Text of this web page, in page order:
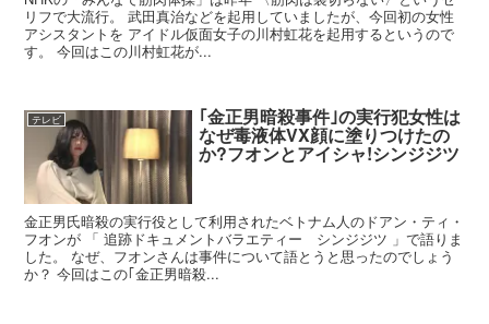
リフで大流行。 武田真治などを起用していましたが、今回初の女性
アシスタントを アイドル仮面女子の川村虹花を起用するというので
す。 今回はこの川村虹花が...
テレビ ｢金正男暗殺事件｣の実行犯女性は
なぜ毒液体VX顔に塗りつけたの
か?フオンとアイシャ!シンジジツ
金正男氏暗殺の実行役として利用されたベトナム人のドアン・ティ・
フオンが 「 追跡ドキュメントバラエティー シンジジツ 」で語りま
した。 なぜ、フオンさんは事件について語とうと思ったのでしょう
か？ 今回はこの｢金正男暗殺...